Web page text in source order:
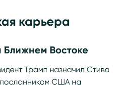
карьера
Востоке
Трамп назначил Стива
США на